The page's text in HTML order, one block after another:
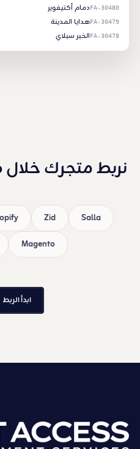
FA-30480دمام أكتيفوير
FA-30479هدايا المدينة
FA-30478الخبر سبلاي
نربط متجرك خلال
Salla
Zid
Magento
ابدأ الربط